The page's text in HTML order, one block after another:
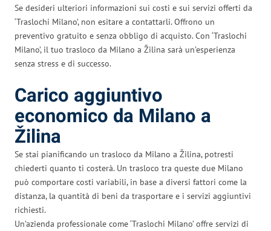
Se desideri ulteriori informazioni sui costi e sui servizi offerti da
‘Traslochi Milano’, non esitare a contattarli. Offrono un
preventivo gratuito e senza obbligo di acquisto. Con ‘Traslochi
Milano’, il tuo trasloco da Milano a Žilina sarà un’esperienza
senza stress e di successo.
Carico aggiuntivo
economico da Milano a
Žilina
Se stai pianificando un trasloco da Milano a Žilina, potresti
chiederti quanto ti costerà. Un trasloco tra queste due Milano
può comportare costi variabili, in base a diversi fattori come la
distanza, la quantità di beni da trasportare e i servizi aggiuntivi
richiesti.
Un’azienda professionale come ‘Traslochi Milano’ offre servizi di